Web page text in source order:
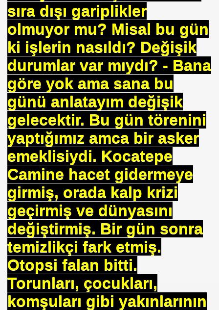
sıra dışı gariplikler
olmuyor mu? Misal bu gün
ki işlerin nasıldı? Değişik
durumlar var mıydı? - Bana
göre yok ama sana bu
günü anlatayım değişik
gelecektir. Bu gün törenini
yaptığımız amca bir asker
emeklisiydi. Kocatepe
Camine hacet gidermeye
girmiş, orada kalp krizi
geçirmiş ve dünyasını
değiştirmiş. Bir gün sonra
temizlikçi fark etmiş.
Otopsi falan bitti.
Torunları, çocukları,
komşuları gibi yakınlarının
EROĞLU
DİNÇER
Oturan TekProf. Maliye Bakanı